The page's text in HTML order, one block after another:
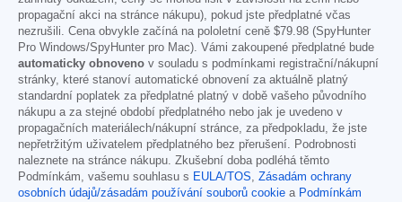
propagační akci na stránce nákupu), pokud jste předplatné včas
nezrušili. Cena obvykle začíná na pololetní ceně $79.98 (SpyHunter
Pro Windows/SpyHunter pro Mac). Vámi zakoupené předplatné bude
automaticky obnoveno v souladu s podmínkami registrační/nákupní
stránky, které stanoví automatické obnovení za aktuálně platný
standardní poplatek za předplatné platný v době vašeho původního
nákupu a za stejné období předplatného nebo jak je uvedeno v
propagačních materiálech/nákupní stránce, za předpokladu, že jste
nepřetržitým uživatelem předplatného bez přerušení. Podrobnosti
naleznete na stránce nákupu. Zkušební doba podléhá těmto
Podmínkám, vašemu souhlasu s EULA/TOS, Zásadám ochrany
osobních údajů/zásadám používání souborů cookie a Podmínkám